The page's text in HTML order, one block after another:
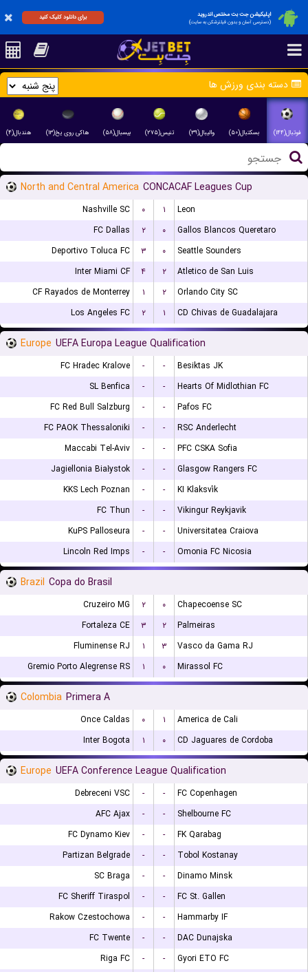
اپلیکیشن جت بت مختص اندروید
(دسترسی آسان و بدون فیلترشکن به سایت)
برای دانلود کلیک کنید
دسته بندی ورزش ها
فوتبال(۱۴۴) بسکتبال(۵۰) والیبال(۳۹) تنیس(۲۷۵) بیسبال(۵۸) هاکی روی یخ(۱۳) هندبال(۴)
North and Central America CONCACAF Leagues Cup
Nashville SC ۰ ۱
Leon
FC Dallas
۲ ۰
Gallos Blancos Queretaro
Deportivo Toluca FC
۳ ۰
Seattle Sounders
Inter Miami CF
۴ ۲
Atletico de San Luis
CF Rayados de Monterrey
۱ ۲
Orlando City SC
Los Angeles FC
۲ ۱ CD Chivas de Guadalajara
Europe UEFA Europa League Qualification
FC Hradec Kralove - -
Besiktas JK
SL Benfica
- -
Hearts Of Midlothian FC
FC Red Bull Salzburg
- -
Pafos FC
FC PAOK Thessaloniki
- -
RSC Anderlecht
Maccabi Tel-Aviv
- -
PFC CSKA Sofia
Jagiellonia Białystok
- -
Glasgow Rangers FC
KKS Lech Poznan
- -
KI Klaksvík
FC Thun
- -
Vikingur Reykjavik
KuPS Palloseura
- -
Universitatea Craiova
Lincoln Red Imps
- - Omonia FC Nicosia
Brazil Copa do Brasil
Cruzeiro MG ۲ ۰
Chapecoense SC
Fortaleza CE
۳ ۲
Palmeiras
Fluminense RJ
۱ ۳
Vasco da Gama RJ
Gremio Porto Alegrense RS
۱ ۰ Mirassol FC
Colombia Primera A
Once Caldas ۰ ۱
America de Cali
Inter Bogota
۱ ۰ CD Jaguares de Cordoba
Europe UEFA Conference League Qualification
Debreceni VSC - -
FC Copenhagen
AFC Ajax
- -
Shelbourne FC
FC Dynamo Kiev
- -
FK Qarabag
Partizan Belgrade
- -
Tobol Kostanay
SC Braga
- -
Dinamo Minsk
FC Sheriff Tiraspol
- -
FC St. Gallen
Rakow Czestochowa
- -
Hammarby IF
FC Twente
- -
DAC Dunajska
Riga FC
- -
Gyori ETO FC